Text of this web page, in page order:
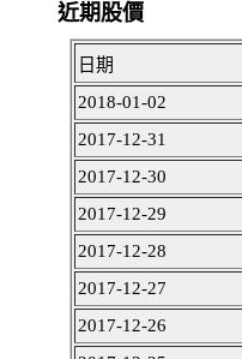
近期股價
日期
2018-01-02
2017-12-31
2017-12-30
2017-12-29
2017-12-28
2017-12-27
2017-12-26